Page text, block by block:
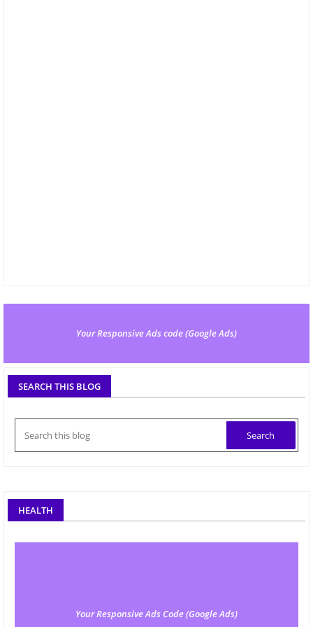
Your Responsive Ads code (Google Ads)
SEARCH THIS BLOG
HEALTH
Your Responsive Ads Code (Google Ads)